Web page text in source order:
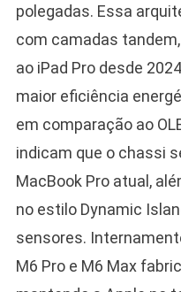
polegadas. Essa
com camadas
ao iPad Pro desde
maior eficiência
em comparação ao
indicam que o chassi
MacBook Pro atual,
no estilo Dynamic
sensores.
M6 Pro e M6 Max